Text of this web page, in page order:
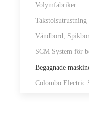
Volymfabriker
Takstolsutrustning
Vändbord,
SCM System för
Begagnade
Colombo Electric